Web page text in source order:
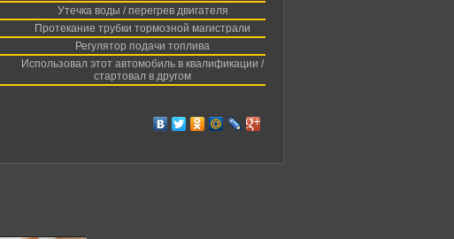
Утечка воды / перегрев двигателя
Протекание трубки тормозной магистрали
Регулятор подачи топлива
Использовал этот автомобиль в квалификации /
стартовал в другом